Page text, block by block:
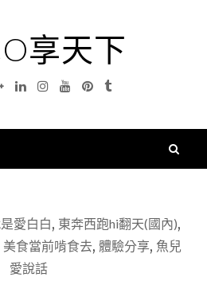
享天下
GoogleLinkedinInstagramYouTubePinterest
Tumblr
愛白白, 東奔西跑hi翻天(國內),
美食當前啃食去, 體驗分享, 魚兒
愛說話